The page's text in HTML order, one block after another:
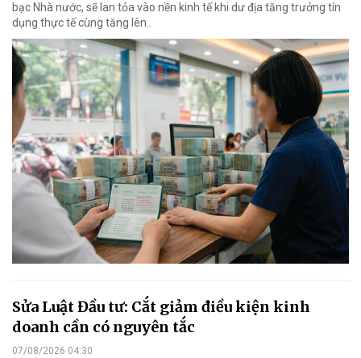
bạc Nhà nước, sẽ lan tỏa vào nền kinh tế khi dư địa tăng trưởng tín
dụng thực tế cùng tăng lên..
Sửa Luật Đầu tư: Cắt giảm điều kiện kinh
doanh cần có nguyên tắc
07/08/2026 04:30